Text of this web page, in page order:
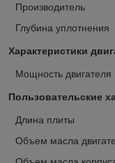
Производитель
Глубина уплотнения
Характеристики
Мощность двигателя
Пользовательские
Длина плиты
Объем масла